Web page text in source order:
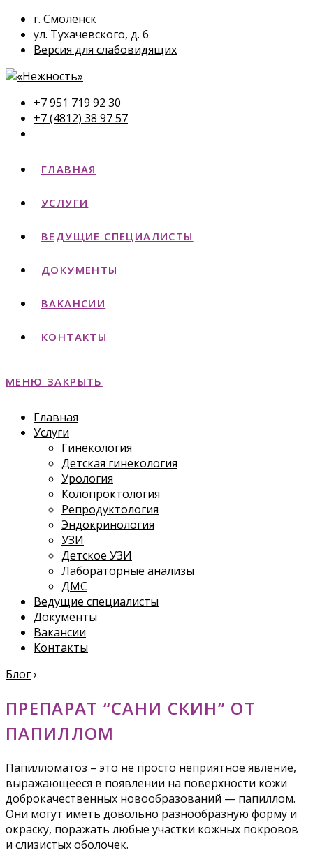
г. Смоленск
ул. Тухачевского, д. 6
Версия для слабовидящих
+7 951 719 92 30
+7 (4812) 38 97 57
ГЛАВНАЯ
УСЛУГИ
ВЕДУЩИЕ СПЕЦИАЛИСТЫ
ДОКУМЕНТЫ
ВАКАНСИИ
КОНТАКТЫ
МЕНЮ ЗАКРЫТЬ
Главная
Услуги
Гинекология
Детская гинекология
Урология
Колопроктология
Репродуктология
Эндокринология
УЗИ
Детское УЗИ
Лабораторные анализы
ДМС
Ведущие специалисты
Документы
Вакансии
Контакты
Блог›
ПРЕПАРАТ “САНИ СКИН” ОТ
ПАПИЛЛОМ
Папилломатоз – это не просто неприятное явление,
выражающееся в появлении на поверхности кожи
доброкачественных новообразований — папиллом.
Они могут иметь довольно разнообразную форму и
окраску, поражать любые участки кожных покровов
и слизистых оболочек.